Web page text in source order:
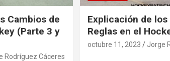
Cambios de
(Parte 3 y
Rodríguez Cáceres
Explicación de los
Reglas en el
octubre 11, 2023 Jorge